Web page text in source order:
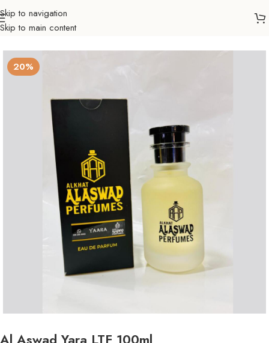
Skip to navigation
Skip to main content
Početna Ljepota & zdravlje
20%